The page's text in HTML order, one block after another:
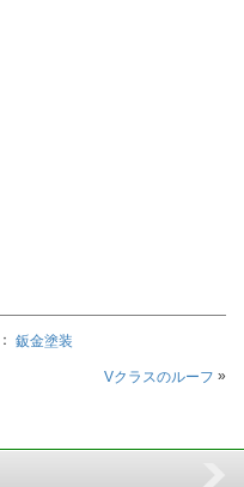
鈑金塗装
Vクラスのルーフ »